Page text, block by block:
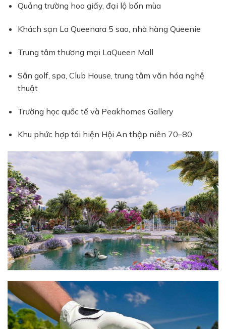
Quảng trường hoa giấy, đại lộ bốn mùa
Khách sạn La Queenara 5 sao, nhà hàng Queenie
Trung tâm thương mại LaQueen Mall
Sân golf, spa, Club House, trung tâm văn hóa nghệ
thuật
Trường học quốc tế và Peakhomes Gallery
Khu phức hợp tái hiện Hội An thập niên 70–80